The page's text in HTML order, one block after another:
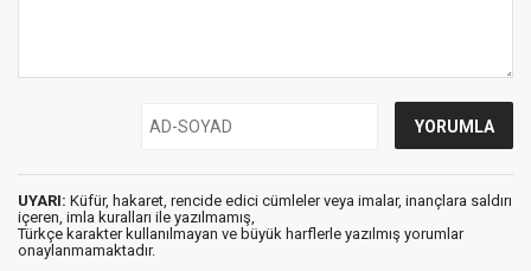
UYARI: Küfür, hakaret, rencide edici cümleler veya imalar, inançlara saldırı
içeren, imla kuralları ile yazılmamış,
Türkçe karakter kullanılmayan ve büyük harflerle yazılmış yorumlar
onaylanmamaktadır.